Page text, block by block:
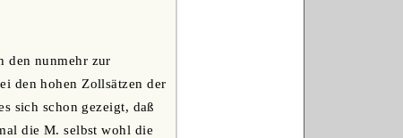
den nunmehr zur
den hohen Zollsätzen der
sich schon gezeigt, daß
die M. selbst wohl die